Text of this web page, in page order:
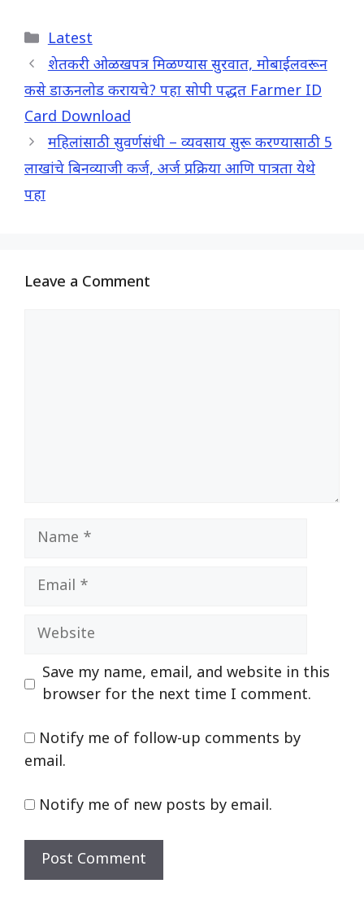
e
b
o
k
t
s
A
p
g
r
m
e
Categories
Latest
शेतकरी ओळखपत्र मिळण्यास सुरवात, मोबाईलवरून
कसे डाऊनलोड करायचे? पहा सोपी पद्धत Farmer ID
Card Download
महिलांसाठी सुवर्णसंधी – व्यवसाय सुरू करण्यासाठी 5
लाखांचे बिनव्याजी कर्ज, अर्ज प्रक्रिया आणि पात्रता येथे
पहा
Leave a Comment
Name
Email
Website
Save my name, email, and website in this
browser for the next time I comment.
Notify me of follow-up comments by
email.
Notify me of new posts by email.